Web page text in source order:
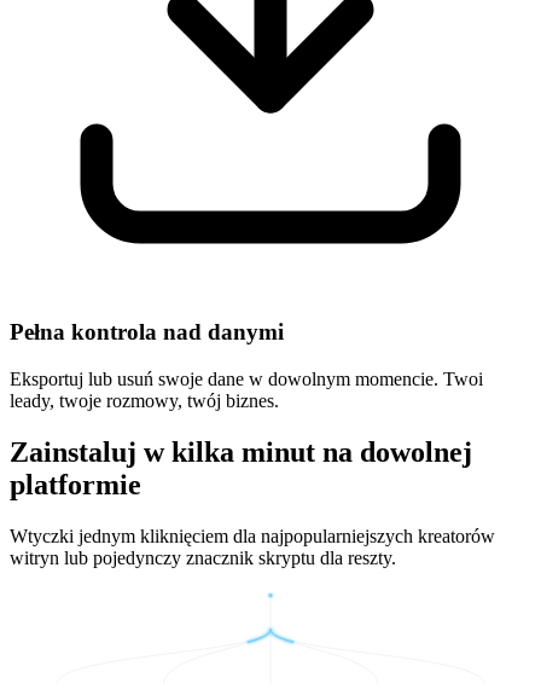
Pełna kontrola nad danymi
Eksportuj lub usuń swoje dane w dowolnym momencie. Twoi
leady, twoje rozmowy, twój biznes.
Zainstaluj w kilka minut na dowolnej
platformie
Wtyczki jednym kliknięciem dla najpopularniejszych kreatorów
witryn lub pojedynczy znacznik skryptu dla reszty.